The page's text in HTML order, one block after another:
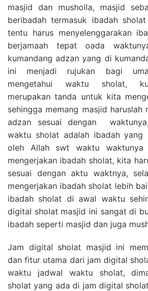
masjid dan musholla, masjid
beribadah termasuk ibadah
tentu harus menyelenggarakan
berjamaah tepat oada
kumandang adzan yang di
ini menjadi rujukan bagi
mengetahui waktu sholat,
merupakan tanda untuk kita
sehingga memang masjid haruslah
adzan sesuai dengan
waktu sholat adalah ibadah yang
oleh Allah swt waktu waktunya
mengerjakan ibadah sholat, kita
sesuai dengan aktu waktnya,
mengerjakan ibadah sholat lebih
ibadah sholat di awal waktu
digital sholat masjid ini sangat di
ibadah seperti masjid dan juga
Jam digital sholat masjid ini
dan fitur utama dari jam digital
waktu jadwal waktu sholat,
sholat yang ada di jam digital